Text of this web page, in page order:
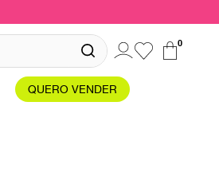
0
QUERO VENDER